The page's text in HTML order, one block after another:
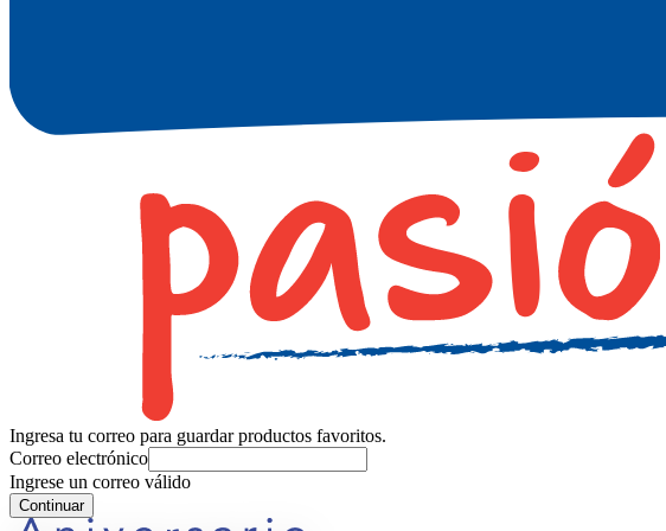
Ingresa tu correo para guardar productos favoritos.
Correo electrónico
Ingrese un correo válido
Continuar